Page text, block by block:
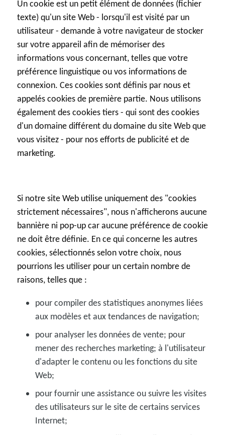
Un cookie est un petit élément de données (fichier
texte) qu'un site Web - lorsqu'il est visité par un
utilisateur - demande à votre navigateur de stocker
sur votre appareil afin de mémoriser des
informations vous concernant, telles que votre
préférence linguistique ou vos informations de
connexion. Ces cookies sont définis par nous et
appelés cookies de première partie. Nous utilisons
également des cookies tiers - qui sont des cookies
d'un domaine différent du domaine du site Web que
vous visitez - pour nos efforts de publicité et de
marketing.
Si notre site Web utilise uniquement des "cookies
strictement nécessaires", nous n'afficherons aucune
bannière ni pop-up car aucune préférence de cookie
ne doit être définie. En ce qui concerne les autres
cookies, sélectionnés selon votre choix, nous
pourrions les utiliser pour un certain nombre de
raisons, telles que :
pour compiler des statistiques anonymes liées
aux modèles et aux tendances de navigation;
pour analyser les données de vente; pour
mener des recherches marketing; à l'utilisateur
d'adapter le contenu ou les fonctions du site
Web;
pour fournir une assistance ou suivre les visites
des utilisateurs sur le site de certains services
Internet;